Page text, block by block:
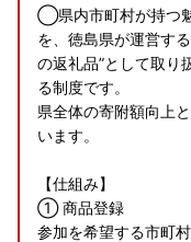
◯県内市町村が持つ
を、徳島県が運営す
の返礼品”として取り
る制度です。
県全体の寄附額向上
います。
【仕組み】
① 商品登録
参加を希望する市町